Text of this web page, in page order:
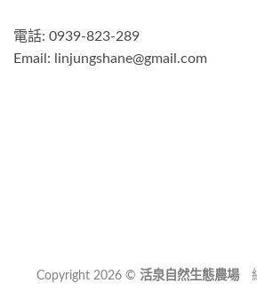
電話: 0939-823-289
Email: linjungshane@gmail.com
Copyright 2026 © 活泉自然生態農場網